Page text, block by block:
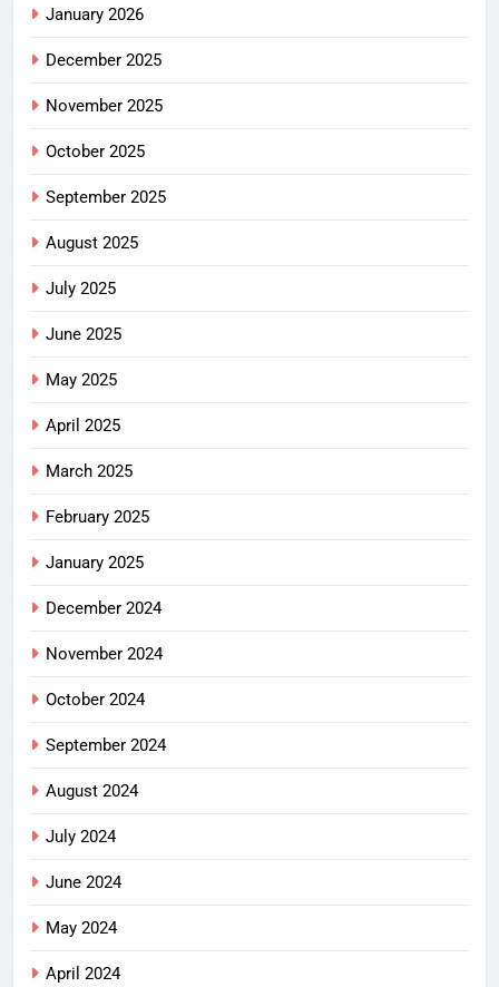
January 2026
December 2025
November 2025
October 2025
September 2025
August 2025
July 2025
June 2025
May 2025
April 2025
March 2025
February 2025
January 2025
December 2024
November 2024
October 2024
September 2024
August 2024
July 2024
June 2024
May 2024
April 2024